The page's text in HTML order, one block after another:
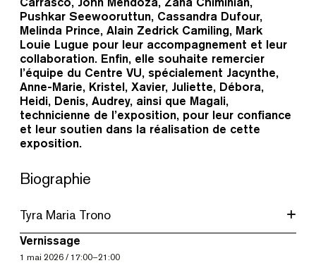
Pushkar Seewooruttun, Cassandra Dufour,
Melinda Prince, Alain Zedrick Camiling, Mark
Louie Lugue pour leur accompagnement et leur
collaboration. Enfin, elle souhaite remercier
l’équipe du Centre VU, spécialement Jacynthe,
Anne-Marie, Kristel, Xavier, Juliette, Débora,
Heidi, Denis, Audrey, ainsi que Magali,
technicienne de l’exposition, pour leur confiance
et leur soutien dans la réalisation de cette
exposition.
Biographie
Tyra Maria Trono
Vernissage
1 mai 2026 / 17:00–21:00